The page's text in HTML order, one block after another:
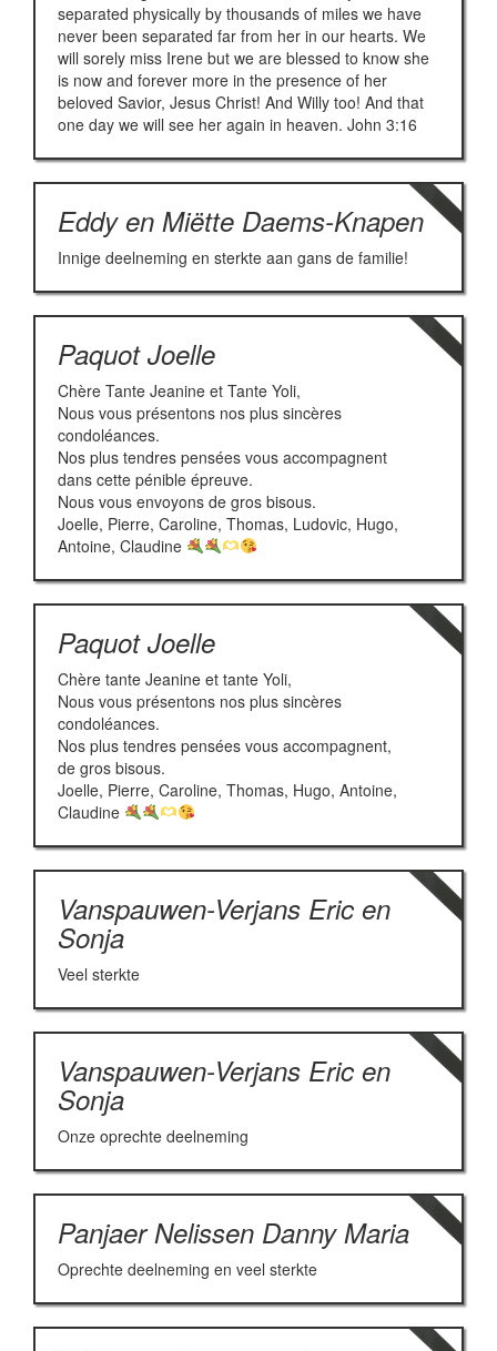
separated physically by thousands of miles we have
never been separated far from her in our hearts. We
will sorely miss Irene but we are blessed to know she
is now and forever more in the presence of her
beloved Savior, Jesus Christ! And Willy too! And that
one day we will see her again in heaven. John 3:16
Eddy en Miëtte Daems-Knapen
Innige deelneming en sterkte aan gans de familie!
Paquot Joelle
Chère Tante Jeanine et Tante Yoli,
Nous vous présentons nos plus sincères
condoléances.
Nos plus tendres pensées vous accompagnent
dans cette pénible épreuve.
Nous vous envoyons de gros bisous.
Joelle, Pierre, Caroline, Thomas, Ludovic, Hugo,
Antoine, Claudine
Paquot Joelle
Chère tante Jeanine et tante Yoli,
Nous vous présentons nos plus sincères
condoléances.
Nos plus tendres pensées vous accompagnent,
de gros bisous.
Joelle, Pierre, Caroline, Thomas, Hugo, Antoine,
Claudine
Vanspauwen-Verjans Eric en
Sonja
Veel sterkte
Vanspauwen-Verjans Eric en
Sonja
Onze oprechte deelneming
Panjaer Nelissen Danny Maria
Oprechte deelneming en veel sterkte